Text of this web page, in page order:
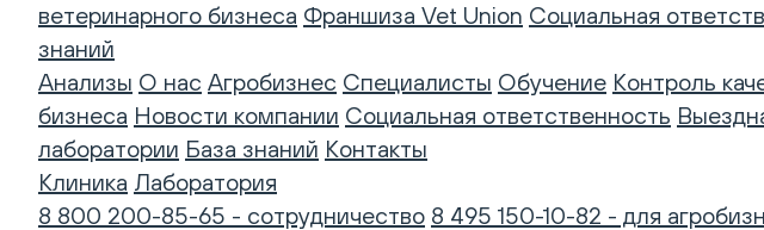
ветеринарного бизнеса Франшиза Vet Union Социальная
знаний
Анализы О нас Агробизнес Специалисты Обучение Контроль
бизнеса Новости компании Социальная ответственность
лаборатории База знаний Контакты
Клиника Лаборатория
8 800 200-85-65 - сотрудничество 8 495 150-10-82 - для